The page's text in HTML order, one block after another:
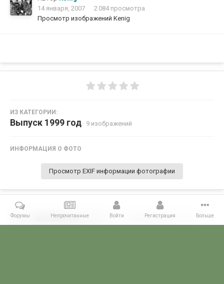
14 января, 2007
2 084 просмотра
Просмотр изображений Kenig
ИЗ КАТЕГОРИИ:
Выпуск 1999 год · 9 изображений
ИНФОРМАЦИЯ О ФОТО
Просмотр EXIF информации фотографии
Поделиться Подписчики 0
Форумы Непрочитанные Войти Регистрация Больше